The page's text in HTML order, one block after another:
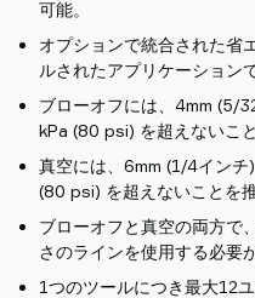
可能。
オプションで統合された省
ルされたアプリケーション
ブローオフには、4mm (5/
kPa (80 psi) を超えないこ
真空には、6mm (1/4イン
(80 psi) を超えないことを推
ブローオフと真空の両方で
さのラインを使用する必要
1つのツールにつき最大12ユ